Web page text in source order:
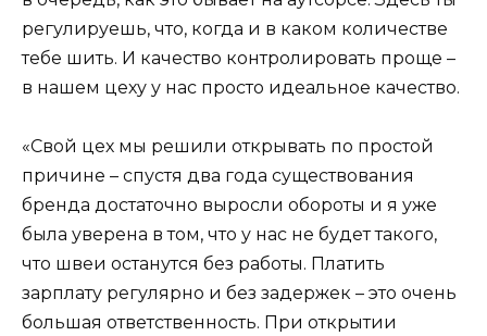
регулируешь, что, когда и в каком количестве
тебе шить. И качество контролировать проще –
в нашем цеху у нас просто идеальное качество.
«Свой цех мы решили открывать по простой
причине – спустя два года существования
бренда достаточно выросли обороты и я уже
была уверена в том, что у нас не будет такого,
что швеи останутся без работы. Платить
зарплату регулярно и без задержек – это очень
большая ответственность. При открытии